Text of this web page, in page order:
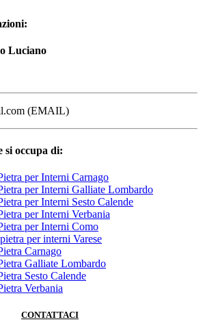
Luciano
(EMAIL)
si occupa di:
per Interni Carnago
per Interni Galliate Lombardo
per Interni Sesto Calende
per Interni Verbania
per Interni Como
per interni Varese
Carnago
Galliate Lombardo
Sesto Calende
Verbania
CONTATTACI